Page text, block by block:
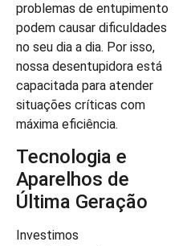
problemas de entupimento
podem causar dificuldades
no seu dia a dia. Por isso,
nossa desentupidora está
capacitada para atender
situações críticas com
máxima eficiência.
Tecnologia e
Aparelhos de
Última Geração
Investimos